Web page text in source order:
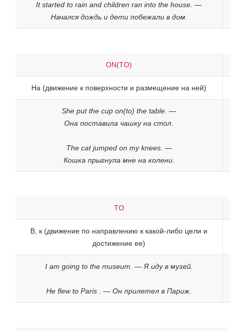
It started to rain and children ran into the house. —
Начался дождь и дети побежали в дом.
ON(TO)
На (движение к поверхности и размещение на ней)
She put the cup on(to) the table. —
Она поставила чашку на стол.
The cat jumped on my knees. —
Кошка прыгнула мне на колени.
TO
В, к (движение по направлению к какой-либо цели и
достижение ее)
I am going to the museum. — Я иду в музей.
He flew to Paris . — Он прилетел в Париж.